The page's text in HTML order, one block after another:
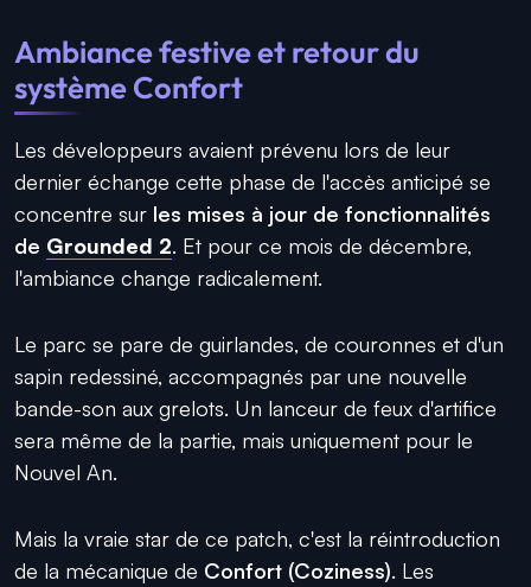
Ambiance festive et retour du
système Confort
Les développeurs avaient prévenu lors de leur
dernier échange cette phase de l'accès anticipé se
concentre sur les mises à jour de fonctionnalités
de Grounded 2. Et pour ce mois de décembre,
l'ambiance change radicalement.
Le parc se pare de guirlandes, de couronnes et d'un
sapin redessiné, accompagnés par une nouvelle
bande-son aux grelots. Un lanceur de feux d'artifice
sera même de la partie, mais uniquement pour le
Nouvel An.
Mais la vraie star de ce patch, c'est la réintroduction
de la mécanique de Confort (Coziness). Les